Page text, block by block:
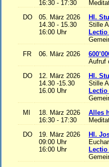
16:30 - 17:30
DO
05. März 2026
14.30 - 15.30
16:00 Uhr
Hl.
Stille
FR
06. März 2026
Aufruf
DO
12. März 2026
14.30 -15.30
16.00 Uhr
Hl.
Stille
MI
18. März 2026
16:30 - 17:30
Alles
DO
19. März 2026
09:00 Uhr
16:00 Uhr
Hl.